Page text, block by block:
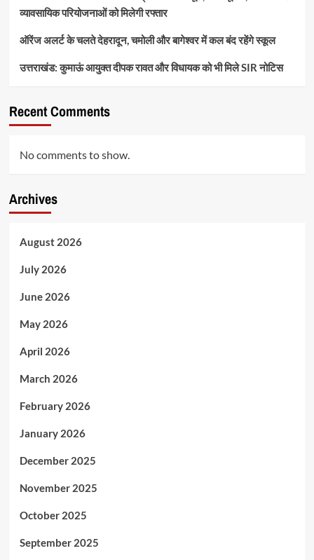
व्यावसायिक परियोजनाओं को मिलेगी रफ्तार
ऑरेंज अलर्ट के चलते देहरादून, चमोली और बागेश्वर में कल बंद रहेंगे स्कूल
उत्तराखंड: कुमाऊं आयुक्त दीपक रावत और विधायक को भी मिले SIR नोटिस
Recent Comments
No comments to show.
Archives
August 2026
July 2026
June 2026
May 2026
April 2026
March 2026
February 2026
January 2026
December 2025
November 2025
October 2025
September 2025